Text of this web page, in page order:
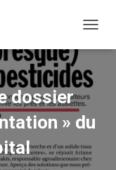
dossier
» du